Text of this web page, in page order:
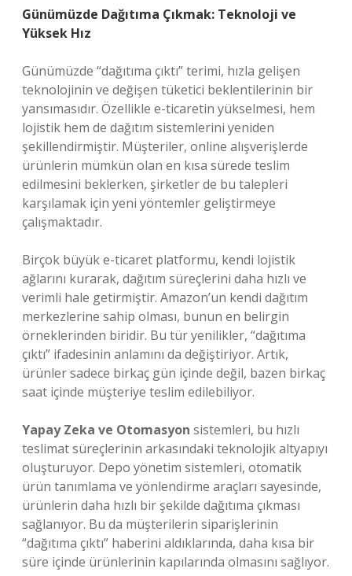
Günümüzde Dağıtıma Çıkmak: Teknoloji ve
Yüksek Hız
Günümüzde “dağıtıma çıktı” terimi, hızla gelişen
teknolojinin ve değişen tüketici beklentilerinin bir
yansımasıdır. Özellikle e-ticaretin yükselmesi, hem
lojistik hem de dağıtım sistemlerini yeniden
şekillendirmiştir. Müşteriler, online alışverişlerde
ürünlerin mümkün olan en kısa sürede teslim
edilmesini beklerken, şirketler de bu talepleri
karşılamak için yeni yöntemler geliştirmeye
çalışmaktadır.
Birçok büyük e-ticaret platformu, kendi lojistik
ağlarını kurarak, dağıtım süreçlerini daha hızlı ve
verimli hale getirmiştir. Amazon’un kendi dağıtım
merkezlerine sahip olması, bunun en belirgin
örneklerinden biridir. Bu tür yenilikler, “dağıtıma
çıktı” ifadesinin anlamını da değiştiriyor. Artık,
ürünler sadece birkaç gün içinde değil, bazen birkaç
saat içinde müşteriye teslim edilebiliyor.
Yapay Zeka ve Otomasyon sistemleri, bu hızlı
teslimat süreçlerinin arkasındaki teknolojik altyapıyı
oluşturuyor. Depo yönetim sistemleri, otomatik
ürün tanımlama ve yönlendirme araçları sayesinde,
ürünlerin daha hızlı bir şekilde dağıtıma çıkması
sağlanıyor. Bu da müşterilerin siparişlerinin
“dağıtıma çıktı” haberini aldıklarında, daha kısa bir
süre içinde ürünlerinin kapılarında olmasını sağlıyor.